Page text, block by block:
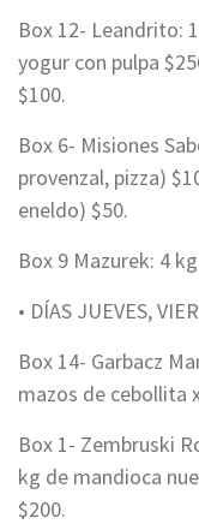
Box 12- Leandrito:
yogur con pulpa
$100.
Box 6- Misiones
provenzal, pizza)
eneldo) $50.
Box 9 Mazurek: 4
• DÍAS JUEVES,
Box 14- Garbacz
mazos de cebollita
Box 1- Zembruski
kg de mandioca
$200.